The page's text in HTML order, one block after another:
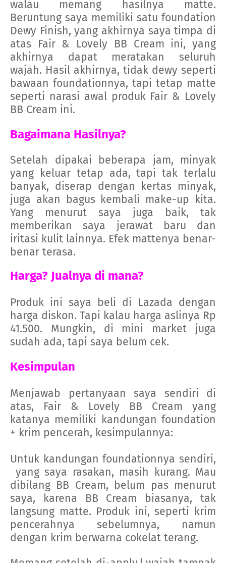
walau memang hasilnya matte.
Beruntung saya memiliki satu foundation
Dewy Finish, yang akhirnya saya timpa di
atas Fair & Lovely BB Cream ini, yang
akhirnya dapat meratakan seluruh
wajah. Hasil akhirnya, tidak dewy seperti
bawaan foundationnya, tapi tetap matte
seperti narasi awal produk Fair & Lovely
BB Cream ini.
Bagaimana Hasilnya?
Setelah dipakai beberapa jam, minyak
yang keluar tetap ada, tapi tak terlalu
banyak, diserap dengan kertas minyak,
juga akan bagus kembali make-up kita.
Yang menurut saya juga baik, tak
memberikan saya jerawat baru dan
iritasi kulit lainnya. Efek mattenya benar-
benar terasa.
Harga? Jualnya di mana?
Produk ini saya beli di Lazada dengan
harga diskon. Tapi kalau harga aslinya Rp
41.500. Mungkin, di mini market juga
sudah ada, tapi saya belum cek.
Kesimpulan
Menjawab pertanyaan saya sendiri di
atas, Fair & Lovely BB Cream yang
katanya memiliki kandungan foundation
+ krim pencerah, kesimpulannya:
Untuk kandungan foundationnya sendiri,
yang saya rasakan, masih kurang. Mau
dibilang BB Cream, belum pas menurut
saya, karena BB Cream biasanya, tak
langsung matte. Produk ini, seperti krim
pencerahnya sebelumnya, namun
dengan krim berwarna cokelat terang.